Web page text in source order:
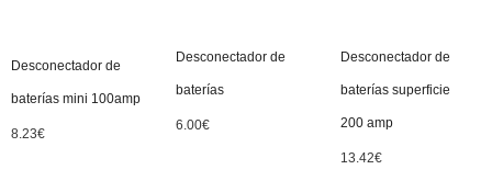
Desconectador de
baterías mini 100amp
8.23€
Desconectador de
baterías
6.00€
Desconectador de
baterías superficie
200 amp
13.42€